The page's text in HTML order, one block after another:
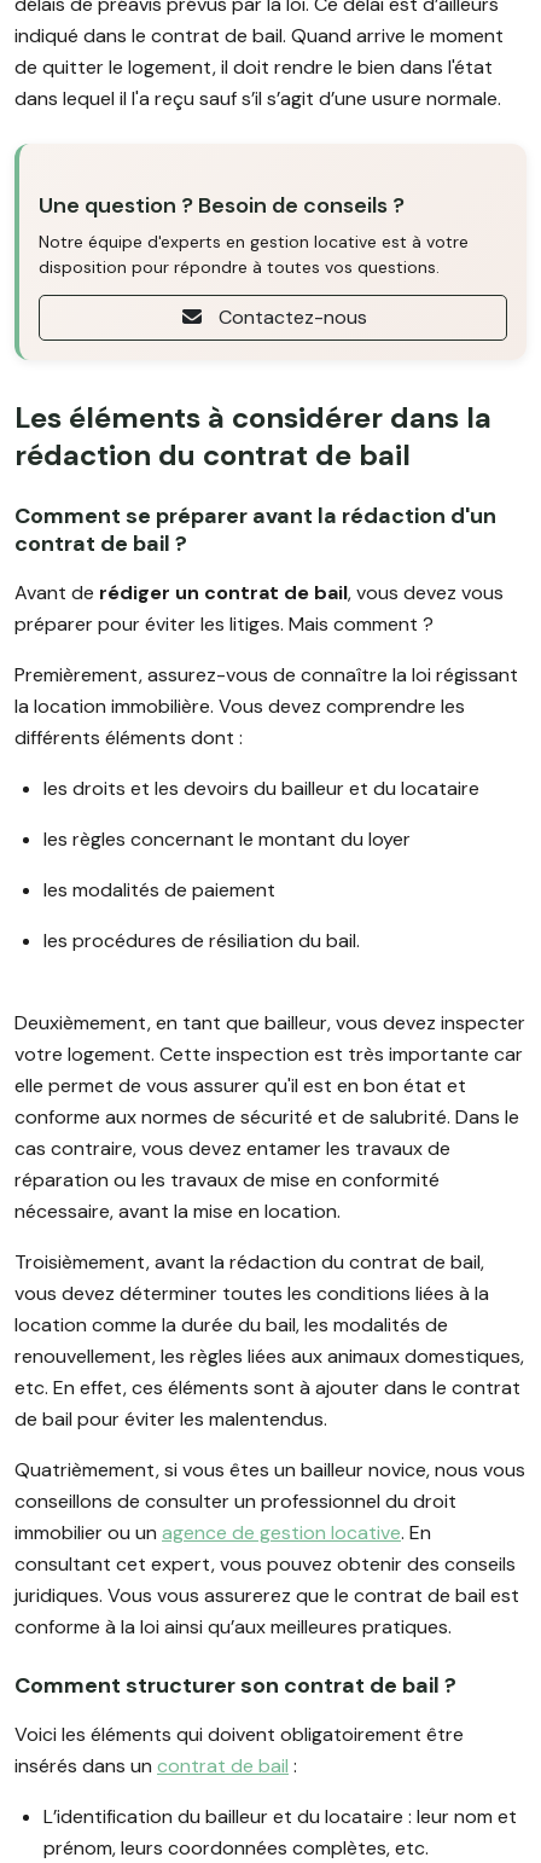
indiqué dans le contrat de bail. Quand arrive le moment
de quitter le logement, il doit rendre le bien dans l'état
dans lequel il l'a reçu sauf s’il s’agit d’une usure normale.
Une question ? Besoin de conseils ?
Notre équipe d'experts en gestion locative est à votre
disposition pour répondre à toutes vos questions.
Contactez-nous
Les éléments à considérer dans la
rédaction du contrat de bail
Comment se préparer avant la rédaction d'un
contrat de bail ?
Avant de rédiger un contrat de bail, vous devez vous
préparer pour éviter les litiges. Mais comment ?
Premièrement, assurez-vous de connaître la loi régissant
la location immobilière. Vous devez comprendre les
différents éléments dont :
les droits et les devoirs du bailleur et du locataire
les règles concernant le montant du loyer
les modalités de paiement
les procédures de résiliation du bail.
Deuxièmement, en tant que bailleur, vous devez inspecter
votre logement. Cette inspection est très importante car
elle permet de vous assurer qu'il est en bon état et
conforme aux normes de sécurité et de salubrité. Dans le
cas contraire, vous devez entamer les travaux de
réparation ou les travaux de mise en conformité
nécessaire, avant la mise en location.
Troisièmement, avant la rédaction du contrat de bail,
vous devez déterminer toutes les conditions liées à la
location comme la durée du bail, les modalités de
renouvellement, les règles liées aux animaux domestiques,
etc. En effet, ces éléments sont à ajouter dans le contrat
de bail pour éviter les malentendus.
Quatrièmement, si vous êtes un bailleur novice, nous vous
conseillons de consulter un professionnel du droit
immobilier ou un agence de gestion locative. En
consultant cet expert, vous pouvez obtenir des conseils
juridiques. Vous vous assurerez que le contrat de bail est
conforme à la loi ainsi qu’aux meilleures pratiques.
Comment structurer son contrat de bail ?
Voici les éléments qui doivent obligatoirement être
insérés dans un contrat de bail :
L’identification du bailleur et du locataire : leur nom et
prénom, leurs coordonnées complètes, etc.